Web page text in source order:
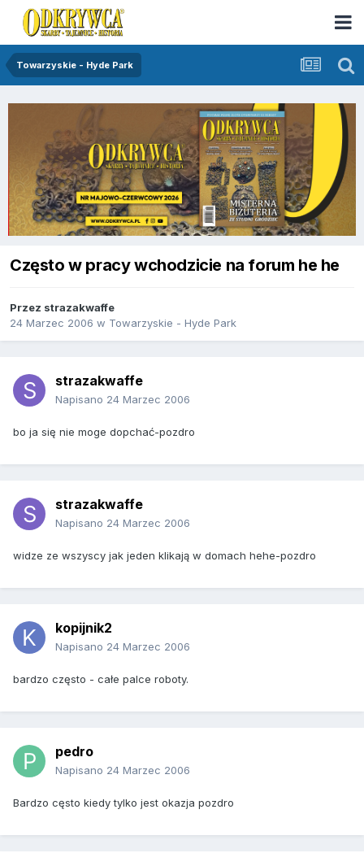
Towarzyskie - Hyde Park
Często w pracy wchodzicie na forum he he
Przez strazakwaffe
24 Marzec 2006 w Towarzyskie - Hyde Park
strazakwaffe
Napisano 24 Marzec 2006
bo ja się nie moge dopchać-pozdro
strazakwaffe
Napisano 24 Marzec 2006
widze ze wszyscy jak jeden klikają w domach hehe-pozdro
kopijnik2
Napisano 24 Marzec 2006
bardzo często - całe palce roboty.
pedro
Napisano 24 Marzec 2006
Bardzo cęsto kiedy tylko jest okazja pozdro